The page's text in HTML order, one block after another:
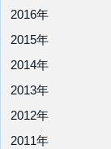
2016年
2015年
2014年
2013年
2012年
2011年